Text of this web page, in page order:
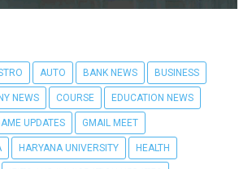
AUTO BANK NEWS BUSINESS
NEWS COURSE EDUCATION NEWS
UPDATES GMAIL MEET
HARYANA UNIVERSITY HEALTH